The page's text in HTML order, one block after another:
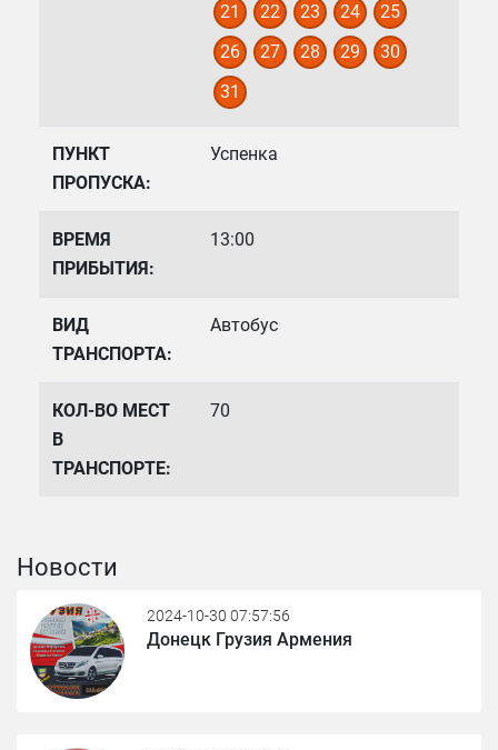
21
22 23 24
25
26
27 28 29
30
31
ПУНКТ
ПРОПУСКА:
Успенка
ВРЕМЯ
ПРИБЫТИЯ:
13:00
ВИД
ТРАНСПОРТА:
Автобус
КОЛ-ВО МЕСТ
В
ТРАНСПОРТЕ:
70
Новости
2024-10-30 07:57:56
Донецк Грузия Армения